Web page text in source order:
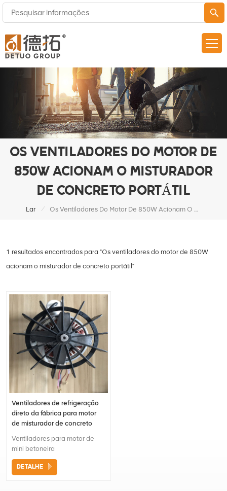
OS VENTILADORES DO MOTOR DE
850W ACIONAM O MISTURADOR
DE CONCRETO PORTÁTIL
Lar / Os Ventiladores Do Motor De 850W Acionam O Misturador De Concreto Portátil
1 resultados encontrados para "Os ventiladores do motor de 850W
acionam o misturador de concreto portátil"
Ventiladores de refrigeração
direto da fábrica para motor
de misturador de concreto
Ventiladores para motor de
mini betoneira
DETALHE